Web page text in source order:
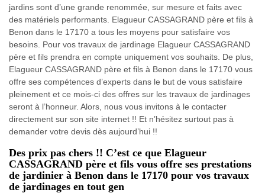
jardins sont d’une grande renommée, sur mesure et faits avec
des matériels performants. Elagueur CASSAGRAND père et fils à
Benon dans le 17170 a tous les moyens pour satisfaire vos
besoins. Pour vos travaux de jardinage Elagueur CASSAGRAND
père et fils prendra en compte uniquement vos souhaits. De plus,
Elagueur CASSAGRAND père et fils à Benon dans le 17170 vous
offre ses compétences d’experts dans le but de vous satisfaire
pleinement et ce mois-ci des offres sur les travaux de jardinages
seront à l’honneur. Alors, nous vous invitons à le contacter
directement sur son site internet !! Et n’hésitez surtout pas à
demander votre devis dès aujourd’hui !!
Des prix pas chers !! C’est ce que Elagueur
CASSAGRAND père et fils vous offre ses prestations
de jardinier à Benon dans le 17170 pour vos travaux
de jardinages en tout gen